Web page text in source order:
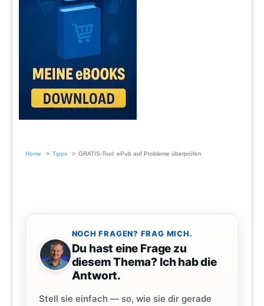
Home Tipps GRATIS-Tool: ePub auf Probleme überprüfen
NOCH FRAGEN? FRAG MICH.
Du hast eine Frage zu
diesem Thema? Ich hab die
Antwort.
Stell sie einfach — so, wie sie dir gerade